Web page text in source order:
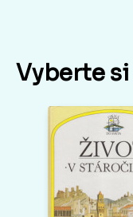
Vyberte